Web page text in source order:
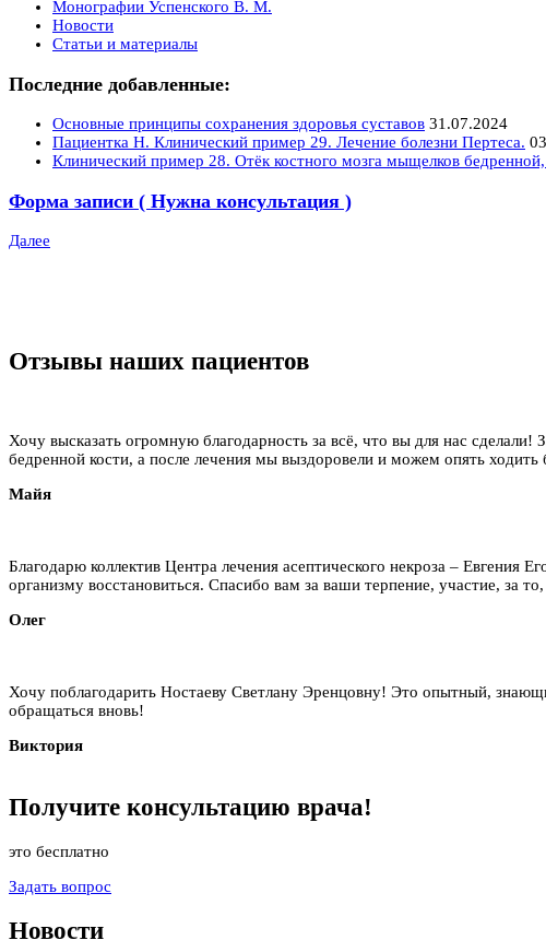
Монографии Успенского В. М.
Новости
Статьи и материалы
Последние добавленные:
Основные принципы сохранения здоровья суставов 31.07.2024
Пациентка Н. Клинический пример 29. Лечение болезни Пертеса.
Клинический пример 28. Отёк костного мозга мыщелков
Форма записи ( Нужна консультация )
Далее
Отзывы наших пациентов
Хочу высказать огромную благодарность за всё, что вы для нас
бедренной кости, а после лечения мы выздоровели и можем опять
Майя
Благодарю коллектив Центра лечения асептического некроза –
организму восстановиться. Спасибо вам за ваши терпение, участие, за
Олег
Хочу поблагодарить Ностаеву Светлану Эренцовну! Это опытный,
обращаться вновь!
Виктория
Получите консультацию врача!
это бесплатно
Задать вопрос
Новости